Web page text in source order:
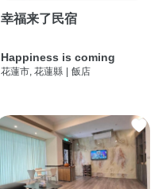
幸福来了民宿
Happiness is coming
花蓮市, 花蓮縣 飯店